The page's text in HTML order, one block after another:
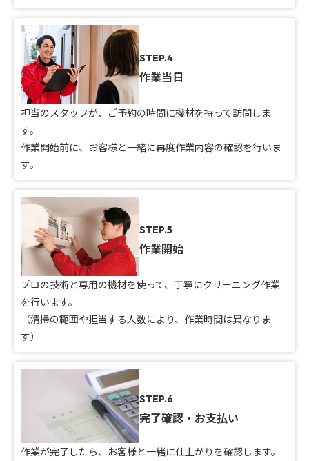
STEP.4
作業当日
担当のスタッフが、ご予約の時間に機材を持って訪問しま
す。
作業開始前に、お客様と一緒に再度作業内容の確認を行いま
す。
STEP.5
作業開始
プロの技術と専用の機材を使って、丁寧にクリーニング作業
を行います。
（清掃の範囲や担当する人数により、作業時間は異なりま
す）
STEP.6
完了確認・お支払い
作業が完了したら、お客様と一緒に仕上がりを確認します。